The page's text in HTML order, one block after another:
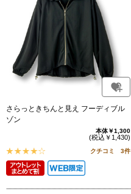
さらっときちんと見え フーディブル
ゾン
本体￥1,300
(税込￥1,430)
クチコミ 3件